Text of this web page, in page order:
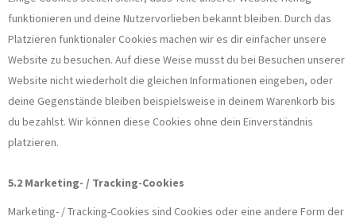
funktionieren und deine Nutzervorlieben bekannt bleiben. Durch das
Platzieren funktionaler Cookies machen wir es dir einfacher unsere
Website zu besuchen. Auf diese Weise musst du bei Besuchen unserer
Website nicht wiederholt die gleichen Informationen eingeben, oder
deine Gegenstände bleiben beispielsweise in deinem Warenkorb bis
du bezahlst. Wir können diese Cookies ohne dein Einverständnis
platzieren.
5.2 Marketing- / Tracking-Cookies
Marketing- / Tracking-Cookies sind Cookies oder eine andere Form der